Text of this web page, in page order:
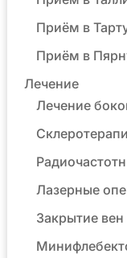
Приём в
Приём в
Лечение
Лечение
Лазерные
Закрытие